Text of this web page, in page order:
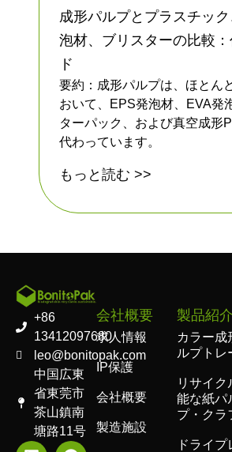
成形パルプとプラスチッ
泡材、ブリスターの比較
ド
要約：成形パルプは、ほとん
おいて、EPS発泡材、EVA発
ターパック、および真空成形
代わっています。
もっと読む >>
+86
13412097680
leo@bonitopak.com
中国広東
省東莞市
茶山鎮南
塘路11号
会社概要
求人情報
IP保護
会社概要
製造施設
製品紹介
カラー成
ルプトレ
リサイク
能な紙パ
プ・クラ
ドライプ